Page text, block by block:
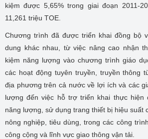
kiệm được 5,65% trong giai đoạn 2011-
11,261 triệu TOE.
Chương trình đã được triển khai đồng bộ
dung khác nhau, từ việc nâng cao nhận
kiệm năng lượng vào chương trình giáo
các hoạt động tuyên truyền, truyền thông
địa phương trên cả nước về lợi ích và các
lượng đến việc hỗ trợ triển khai thực hiện
năng lượng, sử dụng trang thiết bị hiệu suất
nông nghiệp, tiêu dùng, trong các công
công cộng và lĩnh vực giao thông vận tải.